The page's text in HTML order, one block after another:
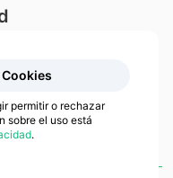
permitir o rechazar
sobre el uso está
.